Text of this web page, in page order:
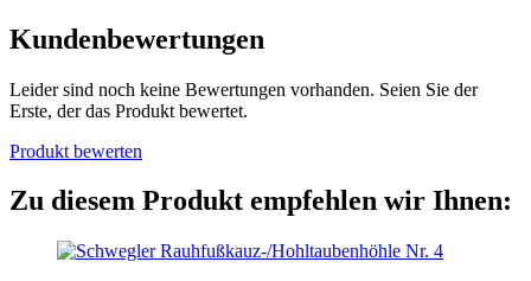
Kundenbewertungen
Leider sind noch keine Bewertungen vorhanden. Seien Sie der
Erste, der das Produkt bewertet.
Produkt bewerten
Zu diesem Produkt empfehlen wir Ihnen: